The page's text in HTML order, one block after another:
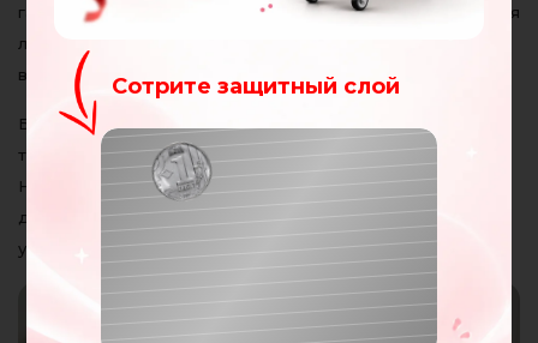
гармонии. Такой
набор постельного бельяподходит для
любого интерьера и обеспечивает уют на протяжении
всего года.
Благодаря качественному сатину из 100% хлопка ткань не
только красивая, но и невероятно приятная на ощупь.
Натуральные волокна создают оптимальный микроклимат
для сна, а гладкая текстура придаёт комплекту
утончённый и современный вид.
Сотрите защитный слой
Поздравляю!
Вы получили купон на
100 леев
NOROC